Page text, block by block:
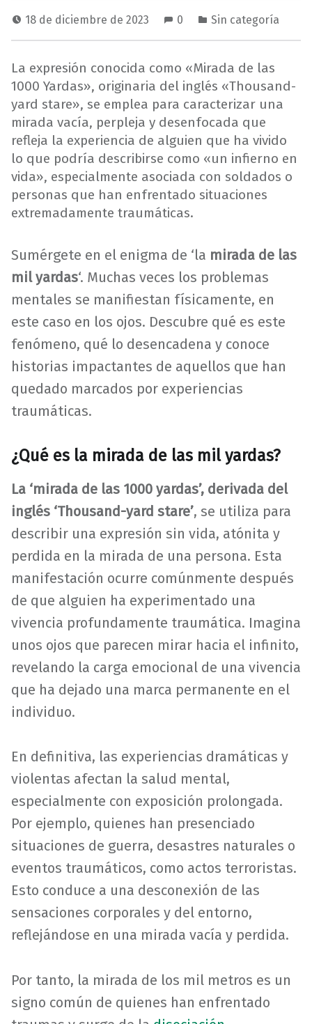
18 de diciembre de 2023 0 Sin categoría
La expresión conocida como «Mirada de las
1000 Yardas», originaria del inglés «Thousand-
yard stare», se emplea para caracterizar una
mirada vacía, perpleja y desenfocada que
refleja la experiencia de alguien que ha vivido
lo que podría describirse como «un infierno en
vida», especialmente asociada con soldados o
personas que han enfrentado situaciones
extremadamente traumáticas.
Sumérgete en el enigma de ‘la mirada de las
mil yardas‘. Muchas veces los problemas
mentales se manifiestan físicamente, en
este caso en los ojos. Descubre qué es este
fenómeno, qué lo desencadena y conoce
historias impactantes de aquellos que han
quedado marcados por experiencias
traumáticas.
¿Qué es la mirada de las mil yardas?
La ‘mirada de las 1000 yardas’, derivada del
inglés ‘Thousand-yard stare’, se utiliza para
describir una expresión sin vida, atónita y
perdida en la mirada de una persona. Esta
manifestación ocurre comúnmente después
de que alguien ha experimentado una
vivencia profundamente traumática. Imagina
unos ojos que parecen mirar hacia el infinito,
revelando la carga emocional de una vivencia
que ha dejado una marca permanente en el
individuo.
En definitiva, las experiencias dramáticas y
violentas afectan la salud mental,
especialmente con exposición prolongada.
Por ejemplo, quienes han presenciado
situaciones de guerra, desastres naturales o
eventos traumáticos, como actos terroristas.
Esto conduce a una desconexión de las
sensaciones corporales y del entorno,
reflejándose en una mirada vacía y perdida.
Por tanto, la mirada de los mil metros es un
signo común de quienes han enfrentado